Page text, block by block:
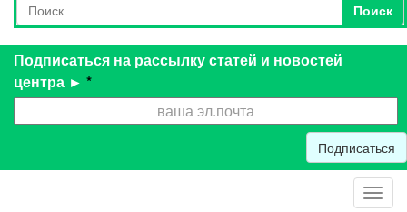
Форма поиска
Поиск
Поиск
Подписаться на рассылку статей и новостей
центра ► *
Подписаться